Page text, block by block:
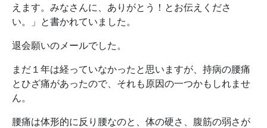
えます。みなさんに、ありがとう！とお伝えくださ
い。」と書かれていました。
退会願いのメールでした。
まだ１年は経っていなかったと思いますが、持病の腰痛
とひざ痛があったので、それも原因の一つかもしれませ
ん。
腰痛は体形的に反り腰なのと、体の硬さ、腹筋の弱さが